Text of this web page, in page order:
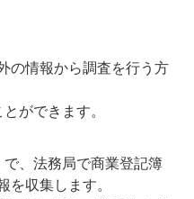
の情報から調査を行う方
ができます。
、法務局で商業登記簿
収集します。